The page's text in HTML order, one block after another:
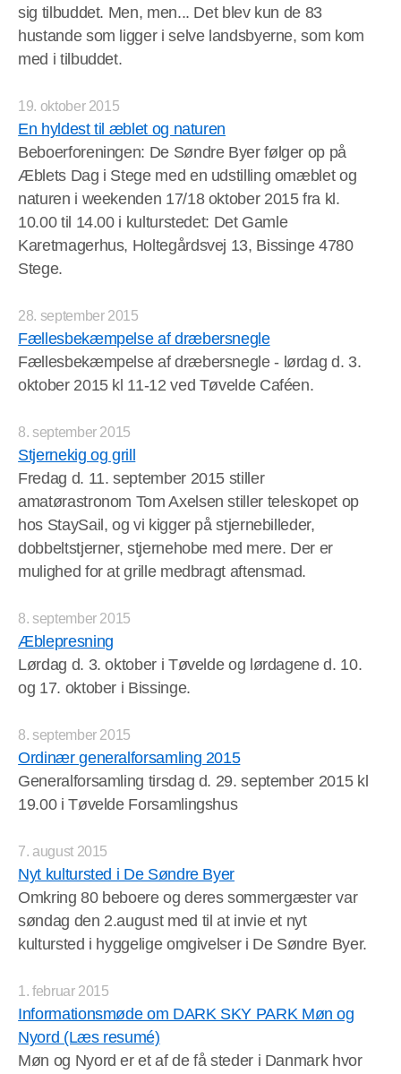
sig tilbuddet. Men, men... Det blev kun de 83
hustande som ligger i selve landsbyerne, som kom
med i tilbuddet.
19. oktober 2015
En hyldest til æblet og naturen
Beboerforeningen: De Søndre Byer følger op på
Æblets Dag i Stege med en udstilling omæblet og
naturen i weekenden 17/18 oktober 2015 fra kl.
10.00 til 14.00 i kulturstedet: Det Gamle
Karetmagerhus, Holtegårdsvej 13, Bissinge 4780
Stege.
28. september 2015
Fællesbekæmpelse af dræbersnegle
Fællesbekæmpelse af dræbersnegle - lørdag d. 3.
oktober 2015 kl 11-12 ved Tøvelde Caféen.
8. september 2015
Stjernekig og grill
Fredag d. 11. september 2015 stiller
amatørastronom Tom Axelsen stiller teleskopet op
hos StaySail, og vi kigger på stjernebilleder,
dobbeltstjerner, stjernehobe med mere. Der er
mulighed for at grille medbragt aftensmad.
8. september 2015
Æblepresning
Lørdag d. 3. oktober i Tøvelde og lørdagene d. 10.
og 17. oktober i Bissinge.
8. september 2015
Ordinær generalforsamling 2015
Generalforsamling tirsdag d. 29. september 2015 kl
19.00 i Tøvelde Forsamlingshus
7. august 2015
Nyt kultursted i De Søndre Byer
Omkring 80 beboere og deres sommergæster var
søndag den 2.august med til at invie et nyt
kultursted i hyggelige omgivelser i De Søndre Byer.
1. februar 2015
Informationsmøde om DARK SKY PARK Møn og
Nyord (Læs resumé)
Møn og Nyord er et af de få steder i Danmark hvor